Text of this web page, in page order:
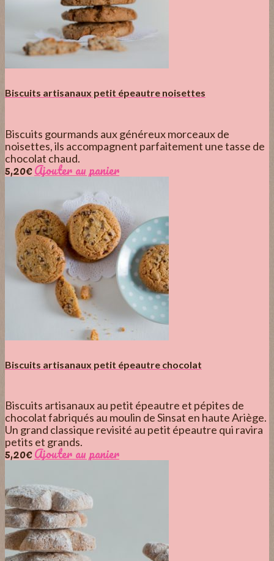
Biscuits artisanaux petit épeautre noisettes
Biscuits gourmands aux généreux morceaux de
noisettes, ils accompagnent parfaitement une tasse de
chocolat chaud.
5,20€Ajouter au panier
Biscuits artisanaux petit épeautre chocolat
Biscuits artisanaux au petit épeautre et pépites de
chocolat fabriqués au moulin de Sinsat en haute Ariège.
Un grand classique revisité au petit épeautre qui ravira
petits et grands.
5,20€Ajouter au panier